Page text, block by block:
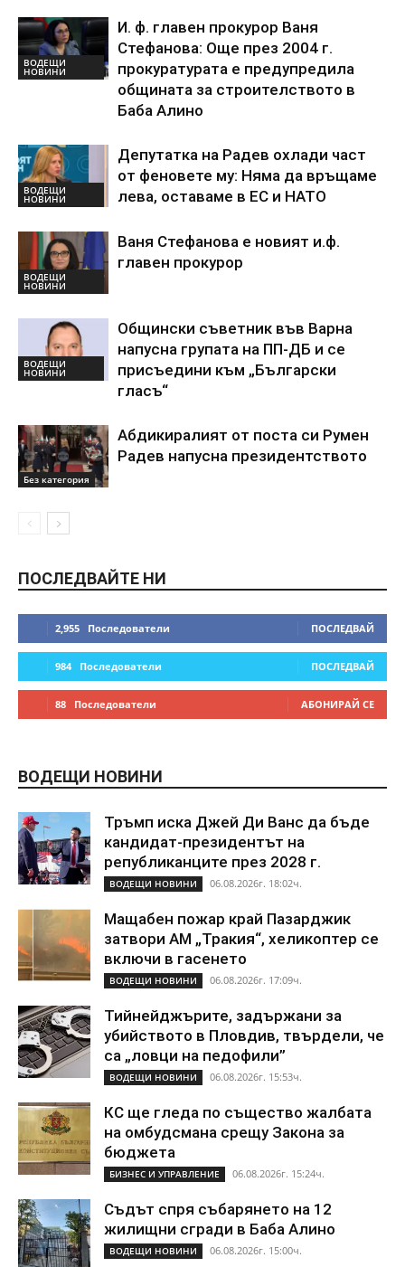
ВОДЕЩИ
НОВИНИ
И. ф. главен прокурор Ваня
Стефанова: Още през 2004 г.
прокуратурата е предупредила
общината за строителството в
Баба Алино
ВОДЕЩИ
НОВИНИ
Депутатка на Радев охлади част
от феновете му: Няма да връщаме
лева, оставаме в ЕС и НАТО
ВОДЕЩИ
НОВИНИ
Ваня Стефанова е новият и.ф.
главен прокурор
ВОДЕЩИ
НОВИНИ
Общински съветник във Варна
напусна групата на ПП-ДБ и се
присъедини към „Български
гласъ“
Без категория
Абдикиралият от поста си Румен
Радев напусна президентството
ПОСЛЕДВАЙТЕ НИ
2,955 Последователи ПОСЛЕДВАЙ
984 Последователи ПОСЛЕДВАЙ
88 Последователи АБОНИРАЙ СЕ
ВОДЕЩИ НОВИНИ
Тръмп иска Джей Ди Ванс да бъде
кандидат-президентът на
републиканците през 2028 г.
ВОДЕЩИ НОВИНИ 06.08.2026г. 18:02ч.
Мащабен пожар край Пазарджик
затвори АМ „Тракия“, хеликоптер се
включи в гасенето
ВОДЕЩИ НОВИНИ 06.08.2026г. 17:09ч.
Тийнейджърите, задържани за
убийството в Пловдив, твърдели, че
са „ловци на педофили”
ВОДЕЩИ НОВИНИ 06.08.2026г. 15:53ч.
КС ще гледа по същество жалбата
на омбудсмана срещу Закона за
бюджета
БИЗНЕС И УПРАВЛЕНИЕ 06.08.2026г. 15:24ч.
Съдът спря събарянето на 12
жилищни сгради в Баба Алино
ВОДЕЩИ НОВИНИ 06.08.2026г. 15:00ч.